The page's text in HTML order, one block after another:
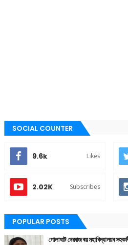
SOCIAL COUNTER
9.6k Likes
2.02K Subscribes
POPULAR POSTS
গোলাঘাট দেৱৰাজ ৰয় মহাবিদ্যালয়ৰ